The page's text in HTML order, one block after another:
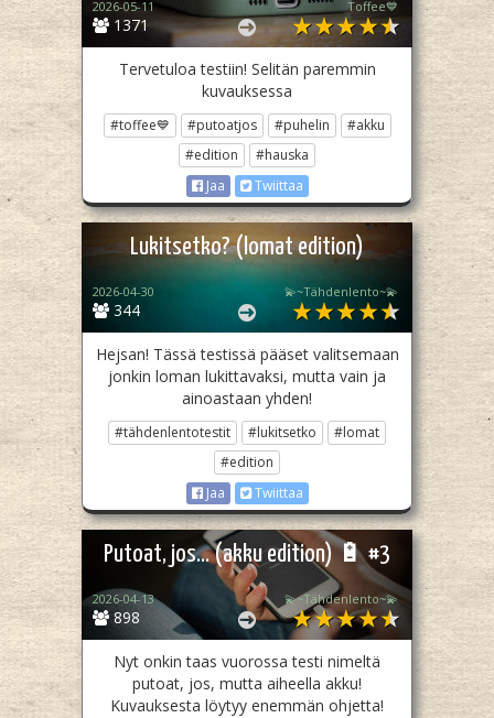
1371
2026-05-11 Toffee💙
Tervetuloa testiin! Selitän paremmin
kuvauksessa
#toffee💙 #putoatjos #puhelin
#akku
#edition
#hauska
Jaa
Twiittaa
Lukitsetko? (lomat edition)
344
2026-04-30 💫~Tähdenlento~💫
Hejsan! Tässä testissä pääset valitsemaan
jonkin loman lukittavaksi, mutta vain ja
ainoastaan yhden!
#tähdenlentotestit #lukitsetko
#lomat
#edition
Jaa
Twiittaa
Putoat, jos... (akku edition) 🔋 #3
898
2026-04-13 💫~Tähdenlento~💫
Nyt onkin taas vuorossa testi nimeltä
putoat, jos, mutta aiheella akku!
Kuvauksesta löytyy enemmän ohjetta!